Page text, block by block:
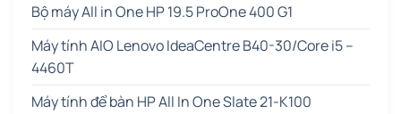
Bộ máy All in One HP 19.5 ProOne 400 G1
Máy tính AIO Lenovo IdeaCentre B40-30/Core i5 –
4460T
Máy tính để bàn HP All In One Slate 21-K100